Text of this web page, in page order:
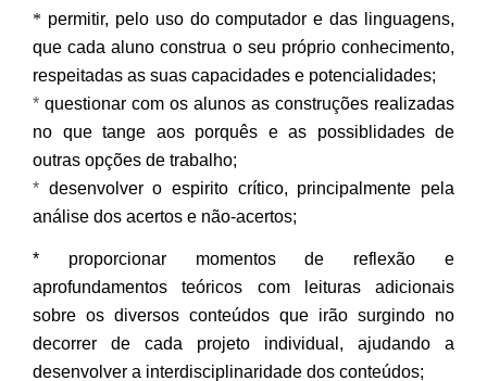
* permitir, pelo uso do computador e das linguagens,
que cada aluno construa o seu próprio conhecimento,
respeitadas as suas capacidades e potencialidades;
* questionar com os alunos as construções realizadas
no que tange aos porquês e as possiblidades de
outras opções de trabalho;
* desenvolver o espirito crítico, principalmente pela
análise dos acertos e não-acertos;
* proporcionar momentos de reflexão e
aprofundamentos teóricos com leituras adicionais
sobre os diversos conteúdos que irão surgindo no
decorrer de cada projeto individual, ajudando a
desenvolver a interdisciplinaridade dos conteúdos;